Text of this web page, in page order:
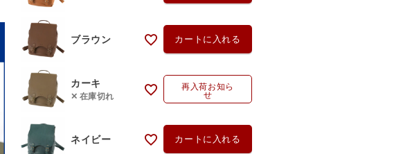
ブラウン カートに入れる
カーキ
在庫切れ
再入荷お知ら
せ
ネイビー カートに入れる